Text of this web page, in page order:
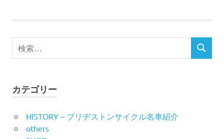
ペ
ジ
送
り
検
索
検
カテゴリー
HISTORY – ブリヂストンサイクル名車紹介
others